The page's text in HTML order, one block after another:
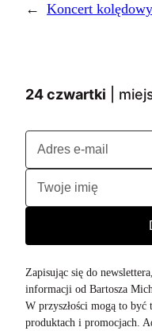
← Koncert kolędowy
24 czwartki |
Zapisując się do
informacji od Bartosza
W przyszłości mogą to być
produktach i promocjach.